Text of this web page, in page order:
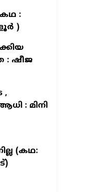
:
)
: ഷീജ
,
: മിനി
(കഥ: